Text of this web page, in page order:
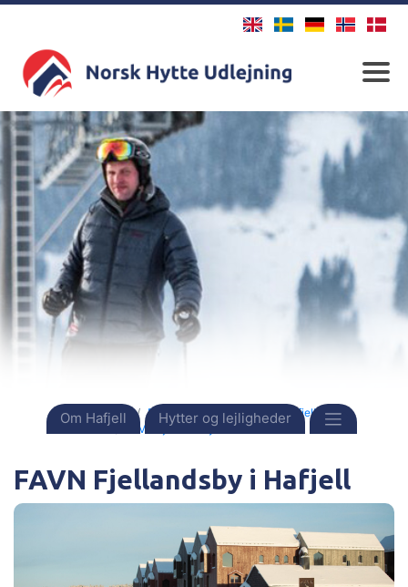
Om Hafjell Hytter og lejligheder
Forside Destinationer Norge
Hafjell
FAVN Fjellandsby + Chalèt + Vista
FAVN Fjellandsby i Hafjell